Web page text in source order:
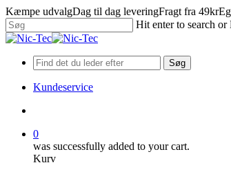
Skip
to
main
Kæmpe udvalgDag til dag leveringFragt fra 49kr
Hit enter to search or
Close
Søg
Kundeservice
0
was successfully added to your cart.
Kurv